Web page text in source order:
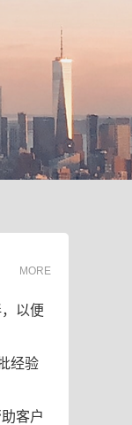
MORE
以便
经验
客户